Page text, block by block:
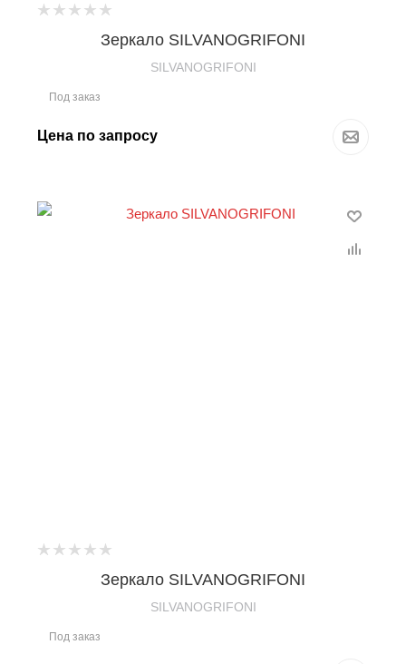
Зеркало SILVANOGRIFONI
SILVANOGRIFONI
Под заказ
Цена по запросу
Зеркало SILVANOGRIFONI
SILVANOGRIFONI
Под заказ